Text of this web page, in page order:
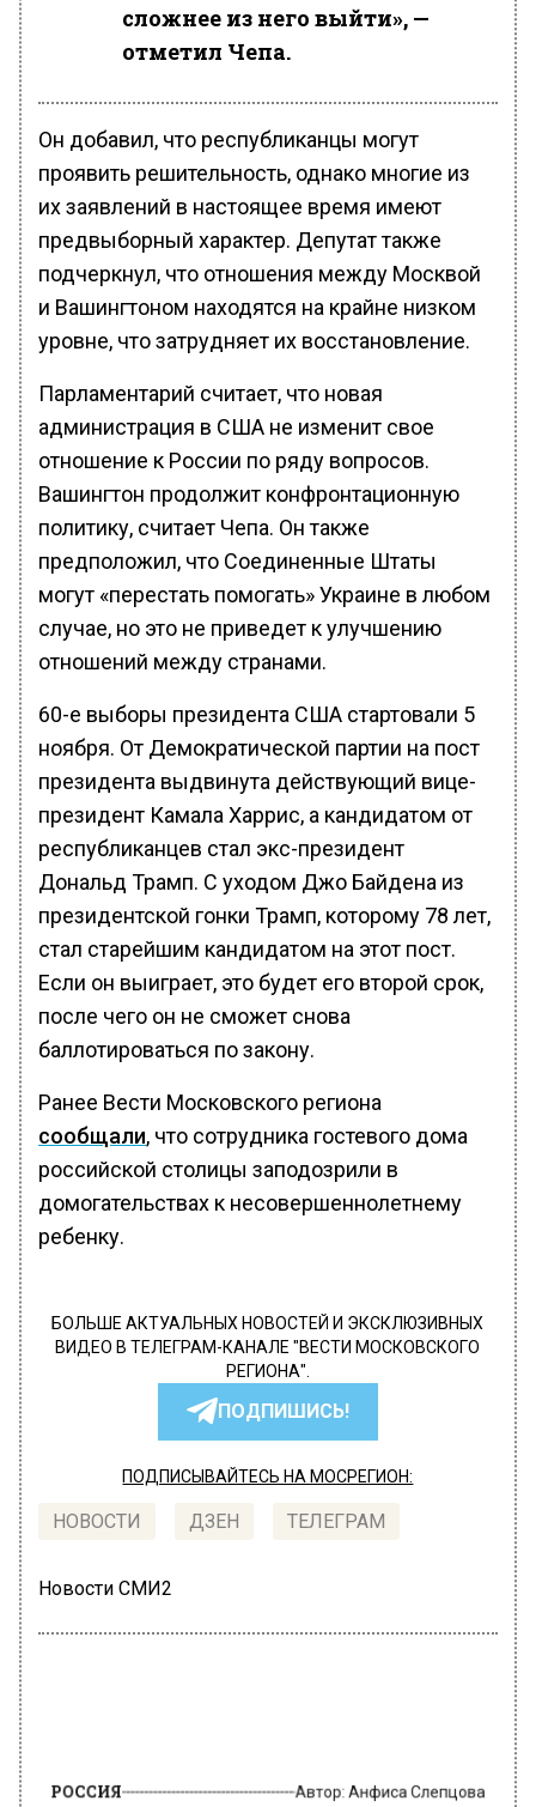
сложнее из него выйти», —
отметил Чепа.
Он добавил, что республиканцы могут
проявить решительность, однако многие из
их заявлений в настоящее время имеют
предвыборный характер. Депутат также
подчеркнул, что отношения между Москвой
и Вашингтоном находятся на крайне низком
уровне, что затрудняет их восстановление.
Парламентарий считает, что новая
администрация в США не изменит свое
отношение к России по ряду вопросов.
Вашингтон продолжит конфронтационную
политику, считает Чепа. Он также
предположил, что Соединенные Штаты
могут «перестать помогать» Украине в любом
случае, но это не приведет к улучшению
отношений между странами.
60-е выборы президента США стартовали 5
ноября. От Демократической партии на пост
президента выдвинута действующий вице-
президент Камала Харрис, а кандидатом от
республиканцев стал экс-президент
Дональд Трамп. С уходом Джо Байдена из
президентской гонки Трамп, которому 78 лет,
стал старейшим кандидатом на этот пост.
Если он выиграет, это будет его второй срок,
после чего он не сможет снова
баллотироваться по закону.
Ранее Вести Московского региона
сообщали, что сотрудника гостевого дома
российской столицы заподозрили в
домогательствах к несовершеннолетнему
ребенку.
БОЛЬШЕ АКТУАЛЬНЫХ НОВОСТЕЙ И ЭКСКЛЮЗИВНЫХ
ВИДЕО В ТЕЛЕГРАМ-КАНАЛЕ "ВЕСТИ МОСКОВСКОГО
РЕГИОНА".
ПОДПИШИСЬ!
ПОДПИСЫВАЙТЕСЬ НА МОСРЕГИОН:
НОВОСТИ ДЗЕН ТЕЛЕГРАМ
Новости СМИ2